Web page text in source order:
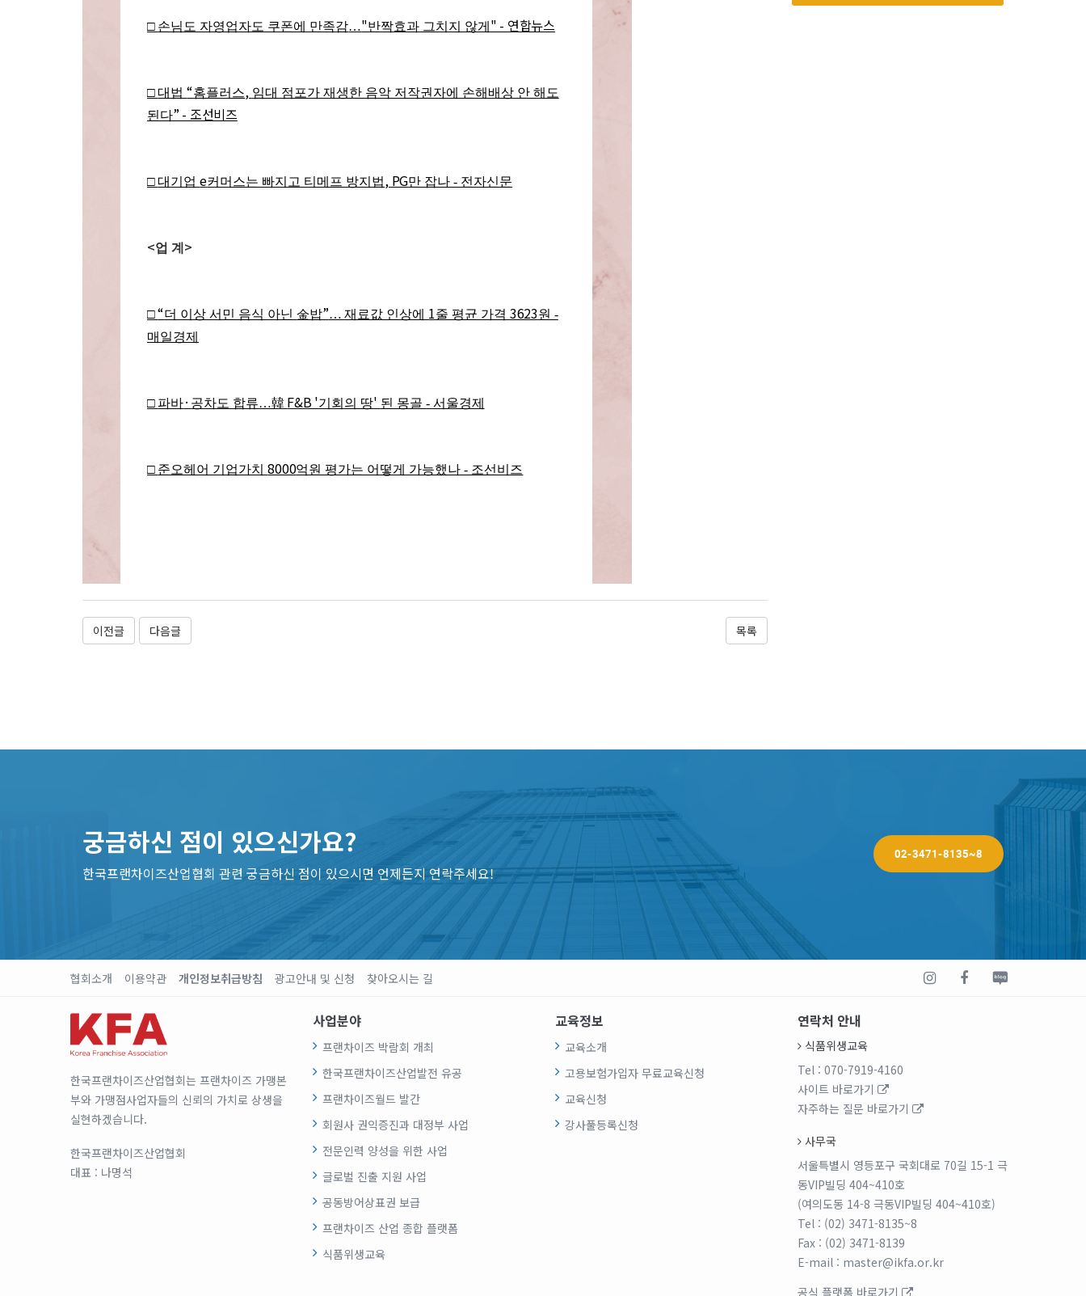
□ 손님도 자영업자도 쿠폰에 만족감…"반짝효과 그치지 않게 " - 연합뉴스
□대법“홈플러스, 임대 점포가 재생한 음악 저작권자에 손해배상 안 해도
된다” - 조선비즈
□대기업e커머스는 빠지고 티메프 방지법, PG만 잡나 - 전자신문
<업 계 >
□“더 이상 서민 음식 아닌金밥”…재료값 인상에 1줄 평균 가격 3623원 -
매일경제
□ 파바· 공차도 합류…韓 F&B '기회의 땅' 된 몽골 - 서울경제
□ 준오헤어 기업가치8000억원 평가는 어떻게 가능했나 - 조선비즈
이전글 다음글 목록
궁금하신 점이 있으신가요?
한국프랜차이즈산업협회 관련 궁금하신 점이 있으시면 언제든지 연락주세요!
02-3471-8135~8
협회소개 이용약관 개인정보취급방침 광고안내 및 신청 찾아오시는 길
한국프랜차이즈산업협회는 프랜차이즈 가맹본
부와 가맹점사업자들의 신뢰의 가치로 상생을
실현하겠습니다.
한국프랜차이즈산업협회
대표 : 나명석
사업분야
프랜차이즈 박람회 개최
한국프랜차이즈산업발전 유공
프랜차이즈월드 발간
회원사 권익증진과 대정부 사업
전문인력 양성을 위한 사업
글로벌 진출 지원 사업
공동방어상표권 보급
프랜차이즈 산업 종합 플랫폼
식품위생교육
교육정보
교육소개
고용보험가입자 무료교육신청
교육신청
강사풀등록신청
연락처 안내
식품위생교육
Tel : 070-7919-4160
사이트 바로가기
자주하는 질문 바로가기
사무국
서울특별시 영등포구 국회대로 70길 15-1 극
동VIP빌딩 404~410호
(여의도동 14-8 극동VIP빌딩 404~410호)
Tel : (02) 3471-8135~8
Fax : (02) 3471-8139
E-mail : master@ikfa.or.kr
공식 플랫폼 바로가기